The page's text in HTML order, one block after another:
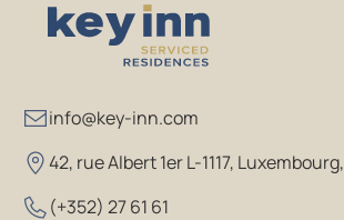
info@key-inn.com
42, rue Albert 1er L-1117, Luxembourg,
(+352) 27 61 61